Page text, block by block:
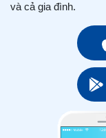
và cả gia đình.